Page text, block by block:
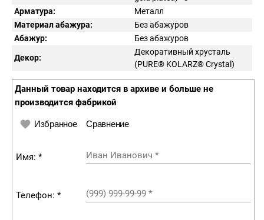
Арматура:
Металл
Материал абажура:
Без абажуров
Абажур:
Без абажуров
Декор:
Декоративный хрусталь
(PURE® KOLARZ® Crystal)
Данный товар находится в архиве и больше не
производится фабрикой
Избранное Сравнение
Имя: * Иван Иванович *
Телефон: * (999) 999-99-99 *